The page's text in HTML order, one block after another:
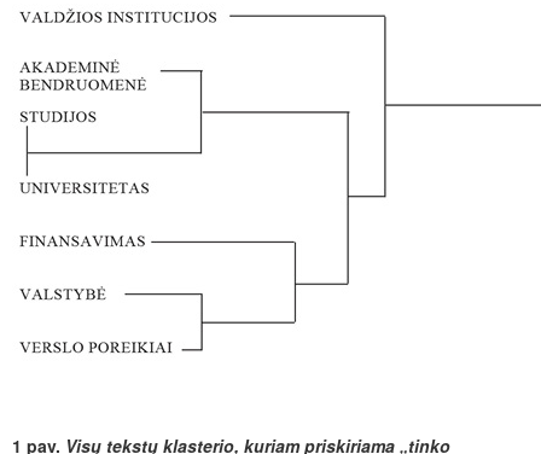
1 pav. Visų tekstų klasterio, kuriam priskiriama „tinko